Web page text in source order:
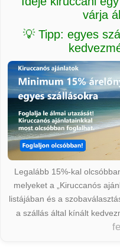
várja
💡 Tipp: egyes
Legalább 15%-kal
melyeket a „Kiruccanós
listájában és a
a szállás által kínált